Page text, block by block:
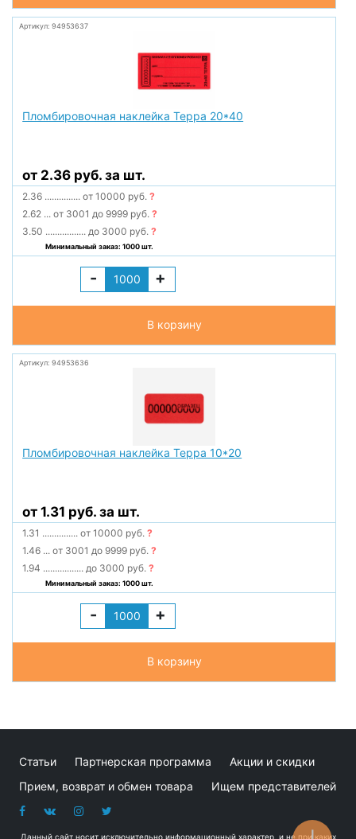
Артикул: 94953637
Пломбировочная наклейка Терра 20*40
от 2.36 руб. за шт.
2.36 ............... от 10000 руб.?
2.62 ... от 3001 до 9999 руб.?
3.50 ................. до 3000 руб.?
Минимальный заказ: 1000 шт.
- +
В корзину
Артикул: 94953636
Пломбировочная наклейка Терра 10*20
от 1.31 руб. за шт.
1.31 ............... от 10000 руб.?
1.46 ... от 3001 до 9999 руб.?
1.94 ................. до 3000 руб.?
Минимальный заказ: 1000 шт.
- +
В корзину
Статьи Партнерская программа
Акции и скидки
Прием, возврат и обмен товара
Ищем представителей
Данный сайт носит исключительно информационный характер, и не при каких